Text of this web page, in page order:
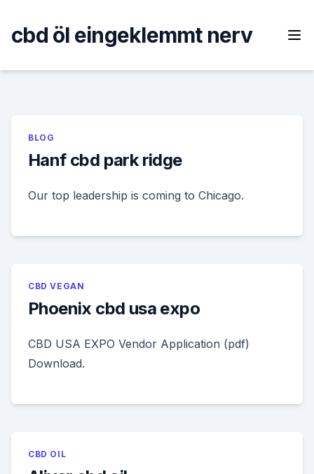
content
cbd öl eingeklemmt nerv
BLOG
Hanf cbd park ridge
Our top leadership is coming to Chicago.
CBD VEGAN
Phoenix cbd usa expo
CBD USA EXPO Vendor Application (pdf)
Download.
CBD OIL